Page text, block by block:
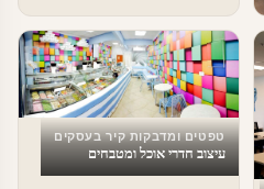
טפטים ומדבקות קיר בעסקים
עיצוב חדרי אוכל ומטבחים